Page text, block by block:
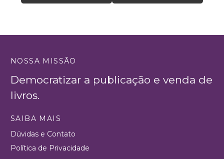
NOSSA MISSÃO
Democratizar a publicação e venda de
livros.
SAIBA MAIS
Dúvidas e Contato
Política de Privacidade